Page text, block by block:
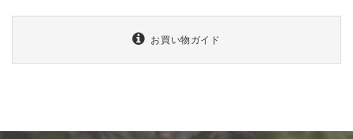
お買い物ガイド